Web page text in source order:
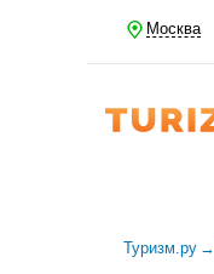
Москва
Туризм.ру